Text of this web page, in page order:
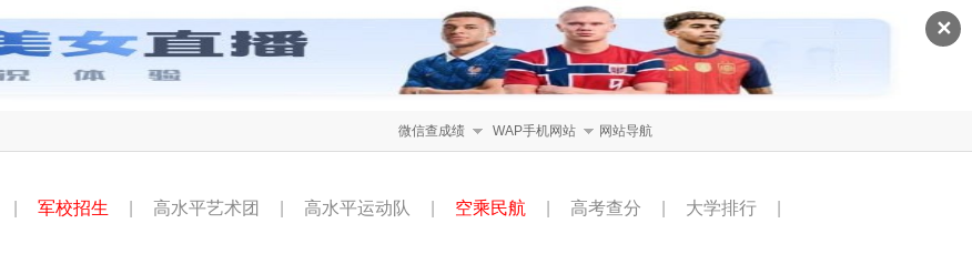
✕
微信查成绩 WAP手机网站 网站导航
军校招生 高水平艺术团 高水平运动队 空乘民航 高考查分 大学排行